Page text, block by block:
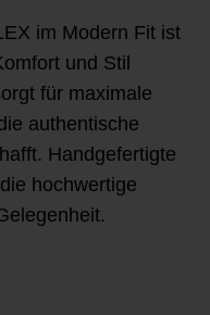
im Modern Fit ist
und Stil
für maximale
authentische
Handgefertigte
hochwertige